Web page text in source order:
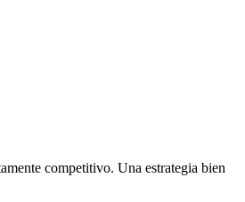
competitivo. Una estrategia bien